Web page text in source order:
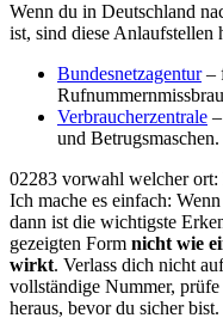
Wenn du in Deutschland
ist, sind diese Anlaufstellen
Bundesnetzagentur–
Verbraucherzentrale
und Betrugsmaschen.
02283 vorwahl welcher
Ich mache es einfach:
dann ist die wichtigste
gezeigten Form nicht wie
wirkt. Verlass dich nicht
vollständige Nummer,
heraus, bevor du sicher bist.